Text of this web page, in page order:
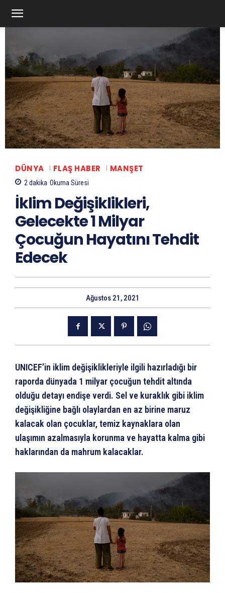
DÜNYA FLAŞ HABER MANŞET
2dakika Okuma Süresi
İklim Değişiklikleri,
Gelecekte 1 Milyar
Çocuğun Hayatını Tehdit
Edecek
Ağustos 21, 2021
UNICEF’in iklim değişiklikleriyle ilgili hazırladığı bir
raporda dünyada 1 milyar çocuğun tehdit altında
olduğu detayı endişe verdi. Sel ve kuraklık gibi iklim
değişikliğine bağlı olaylardan en az birine maruz
kalacak olan çocuklar, temiz kaynaklara olan
ulaşımın azalmasıyla korunma ve hayatta kalma gibi
haklarından da mahrum kalacaklar.